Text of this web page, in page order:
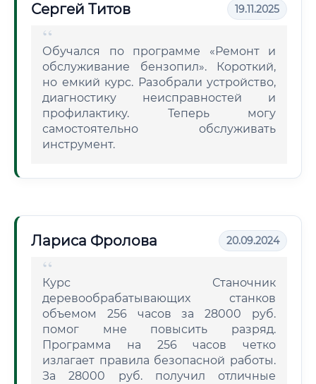
Сергей Титов 19.11.2025
Обучался по программе «Ремонт и
обслуживание бензопил». Короткий,
но емкий курс. Разобрали устройство,
диагностику неисправностей и
профилактику. Теперь могу
самостоятельно обслуживать
инструмент.
Лариса Фролова 20.09.2024
Курс Станочник
деревообрабатывающих станков
объемом 256 часов за 28000 руб.
помог мне повысить разряд.
Программа на 256 часов четко
излагает правила безопасной работы.
За 28000 руб. получил отличные